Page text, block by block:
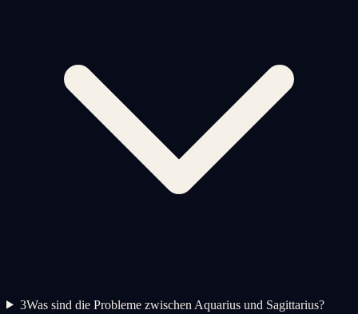
3Was sind die Probleme zwischen Aquarius und Sagittarius?